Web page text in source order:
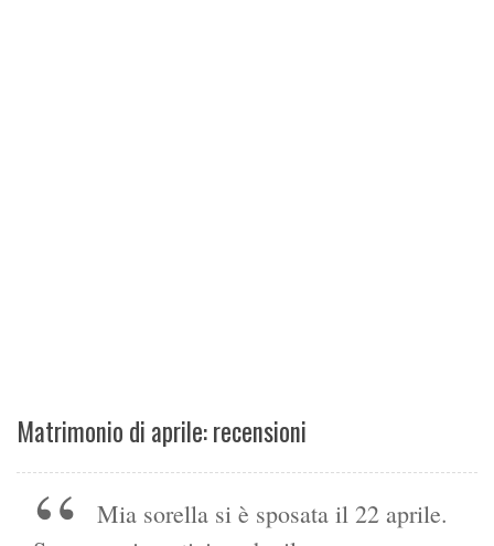
Matrimonio di aprile: recensioni
Mia sorella si è sposata il 22 aprile.